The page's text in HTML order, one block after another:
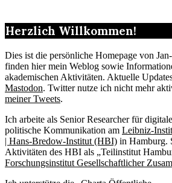
Herzlich Willkommen!
Dies ist die persönliche Homepage von
finden hier mein Weblog sowie
akademischen Aktivitäten. Aktuelle
Mastodon. Twitter nutze ich nicht mehr
meiner Tweets.
Ich arbeite als Senior Researcher für
politische Kommunikation am Leibniz-
| Hans-Bredow-Institut (HBI) in Hamburg.
Aktivitäten des HBI als „Teilinstitut
Forschungsinstitut Gesellschaftlicher